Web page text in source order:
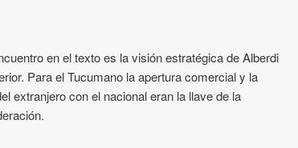
en el texto es la visión estratégica de Alberdi
Para el Tucumano la apertura comercial y la
extranjero con el nacional eran la llave de la